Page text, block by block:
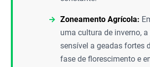
Zoneamento Agrícola:
uma cultura de inverno,
sensível a geadas fortes
fase de florescimento e